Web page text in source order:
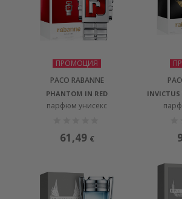
ПРОМОЦИЯ
PACO RABANNE
PHANTOM IN RED
парфюм унисекс
61,49 €
INVICTUS